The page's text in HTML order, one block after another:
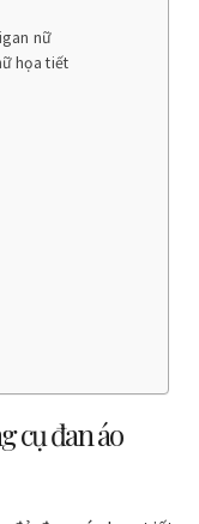
nữ
họa tiết
cụ đan áo